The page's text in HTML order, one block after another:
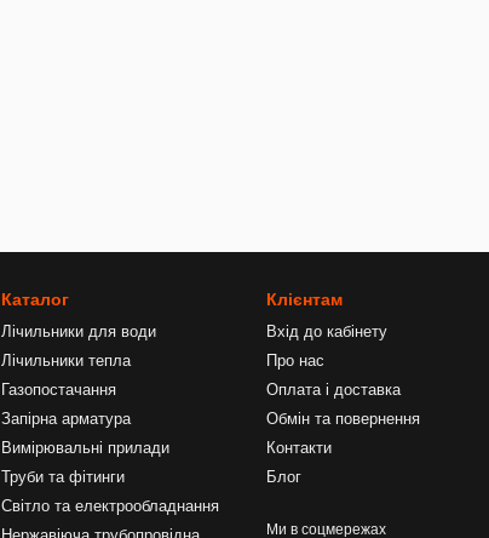
Каталог
Лічильники для води
Лічильники тепла
Газопостачання
Запірна арматура
Вимірювальні прилади
Труби та фітинги
Світло та електрообладнання
Клієнтам
Вхід до кабінету
Про нас
Оплата і доставка
Обмін та повернення
Контакти
Блог
Ми в соцмережах